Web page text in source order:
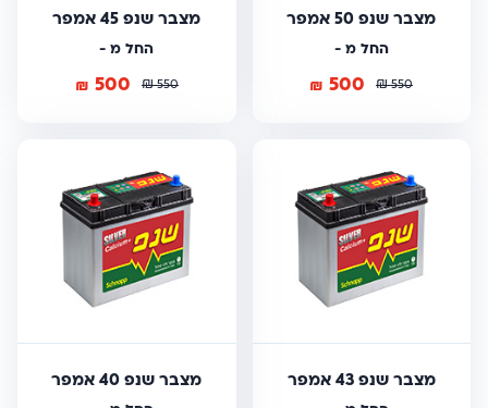
מצבר שנפ 50 אמפר
החל מ -
550
₪
500
₪
מצבר שנפ 45 אמפר
החל מ -
550
₪
500
₪
מצבר שנפ 43 אמפר מצבר שנפ 40 אמפר